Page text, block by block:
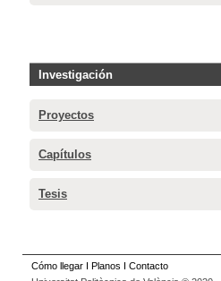
Investigación
Proyectos
Capítulos
Tesis
Cómo llegar I Planos I Contacto